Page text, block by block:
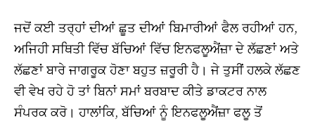
ਜਦੋਂ ਕਈ ਤਰ੍ਹਾਂ ਦੀਆਂ ਛੂਤ ਦੀਆਂ ਬਿਮਾਰੀਆਂ ਫੈਲ ਰਹੀਆਂ ਹਨ,
ਅਜਿਹੀ ਸਥਿਤੀ ਵਿੱਚ ਬੱਚਿਆਂ ਵਿੱਚ ਇਨਫਲੂਐਂਜ਼ਾ ਦੇ ਲੱਛਣਾਂ ਅਤੇ
ਲੱਛਣਾਂ ਬਾਰੇ ਜਾਗਰੂਕ ਹੋਣਾ ਬਹੁਤ ਜ਼ਰੂਰੀ ਹੈ। ਜੇ ਤੁਸੀਂ ਹਲਕੇ ਲੱਛਣ
ਵੀ ਵੇਖ ਰਹੇ ਹੋ ਤਾਂ ਬਿਨਾਂ ਸਮਾਂ ਬਰਬਾਦ ਕੀਤੇ ਡਾਕਟਰ ਨਾਲ
ਸੰਪਰਕ ਕਰੋ। ਹਾਲਾਂਕਿ, ਬੱਚਿਆਂ ਨੂੰ ਇਨਫਲੂਐਂਜ਼ਾ ਫਲੂ ਤੋਂ